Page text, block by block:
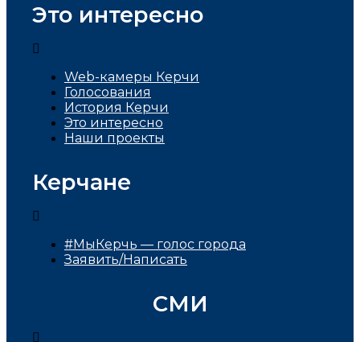
Это интересно
Web-камеры Керчи
Голосования
История Керчи
Это интересно
Наши проекты
Керчане
#МыКерчь — голос города
Заявить/Написать
СМИ